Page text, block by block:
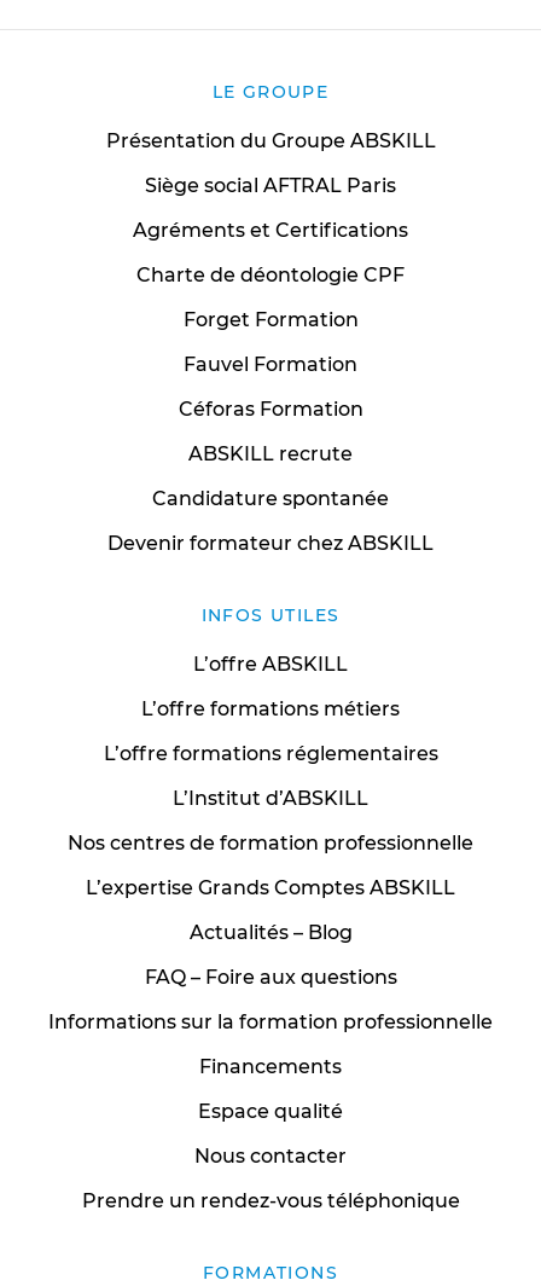
LE GROUPE
Présentation du Groupe ABSKILL
Siège social AFTRAL Paris
Agréments et Certifications
Charte de déontologie CPF
Forget Formation
Fauvel Formation
Céforas Formation
ABSKILL recrute
Candidature spontanée
Devenir formateur chez ABSKILL
INFOS UTILES
L’offre ABSKILL
L’offre formations métiers
L’offre formations réglementaires
L’Institut d’ABSKILL
Nos centres de formation professionnelle
L’expertise Grands Comptes ABSKILL
Actualités – Blog
FAQ – Foire aux questions
Informations sur la formation professionnelle
Financements
Espace qualité
Nous contacter
Prendre un rendez-vous téléphonique
FORMATIONS